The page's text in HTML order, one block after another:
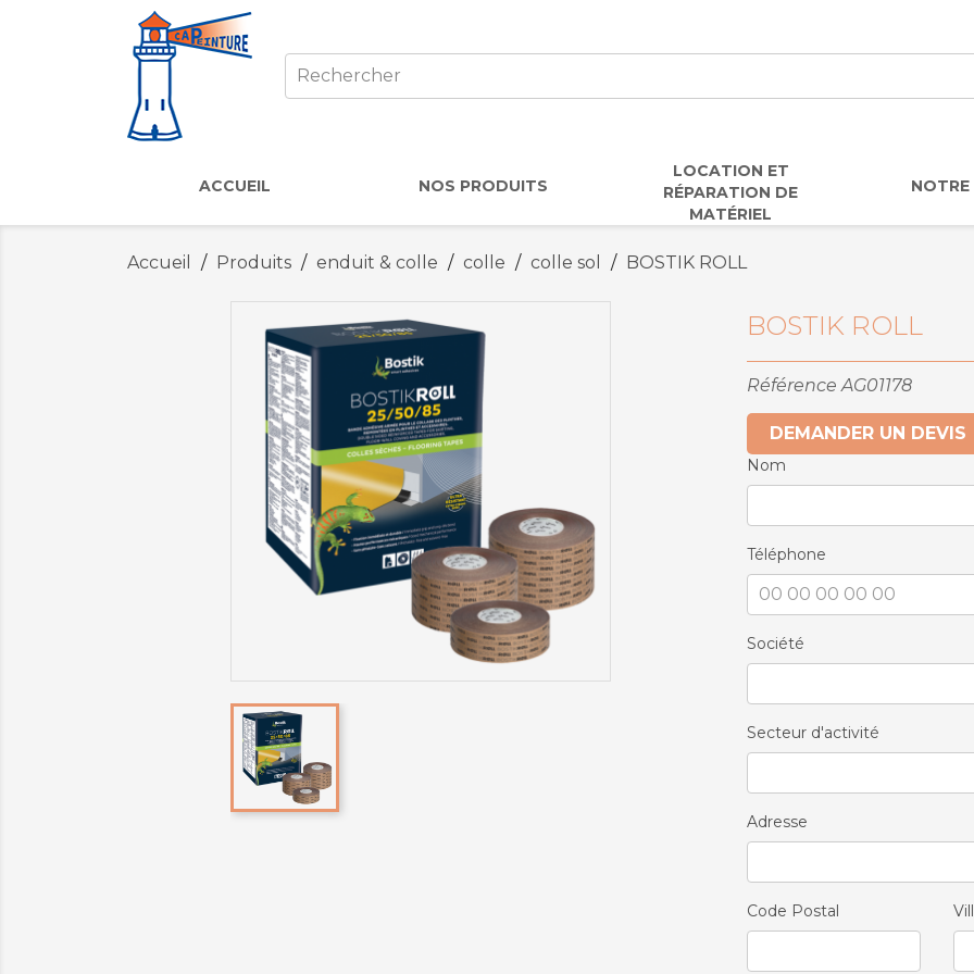
ACCUEIL NOS PRODUITS
LOCATION ET
RÉPARATION DE
MATÉRIEL
NOTRE
Accueil Produits enduit & colle colle colle sol BOSTIK ROLL
BOSTIK ROLL
Référence AG01178
DEMANDER UN DEVIS
Nom
Téléphone
Société
Secteur d'activité
Adresse
Code Postal